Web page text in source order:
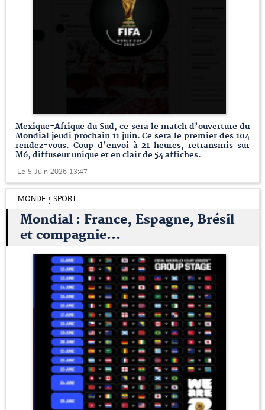
Mexique-Afrique du Sud, ce sera le match d’ouverture du
Mondial jeudi prochain 11 juin. Ce sera le premier des 104
rendez-vous. Coup d’envoi à 21 heures, retransmis sur
M6, diffuseur unique et en clair de 54 affiches.
Le 5 Juin 2026 13:47
MONDE SPORT
Mondial : France, Espagne, Brésil
et compagnie...